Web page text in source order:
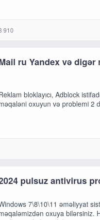
910
ru Yandex və digər
bloklayıcı, Adblock
oxuyun və problemi 2
pulsuz antivirus
7\8\10\11 əməliyyat
oxuya bilərsiniz.